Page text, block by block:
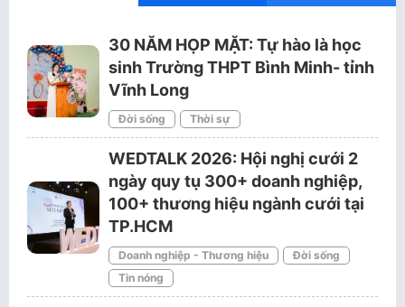
30 NĂM HỌP MẶT: Tự hào là học
sinh Trường THPT Bình Minh- tỉnh
Vĩnh Long
Đời sống Thời sự
WEDTALK 2026: Hội nghị cưới 2
ngày quy tụ 300+ doanh nghiệp,
100+ thương hiệu ngành cưới tại
TP.HCM
Doanh nghiệp - Thương hiệu
Đời sống
Tin nóng